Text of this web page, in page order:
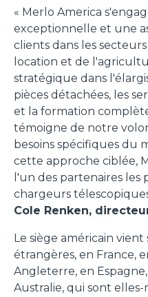
« Merlo America
exceptionnelle et une
clients dans les
location et de
stratégique dans
pièces détachées, les
et la formation
témoigne de notre
besoins spécifiques du
cette approche ciblée,
l'un des partenaires les
chargeurs
Cole Renken,
Le siège américain
étrangères, en France,
Angleterre, en
Australie, qui sont